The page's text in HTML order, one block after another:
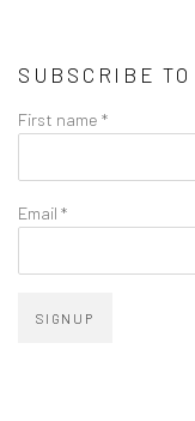
SUBSCRIBE
First name *
Email *
SIGNUP